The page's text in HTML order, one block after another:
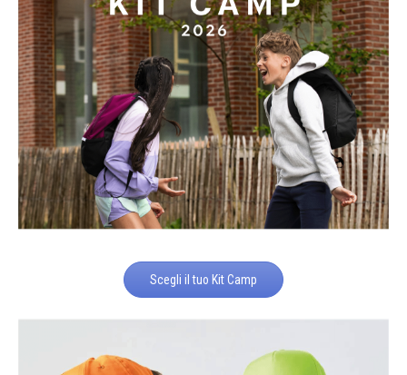
Scegli il tuo Kit Camp